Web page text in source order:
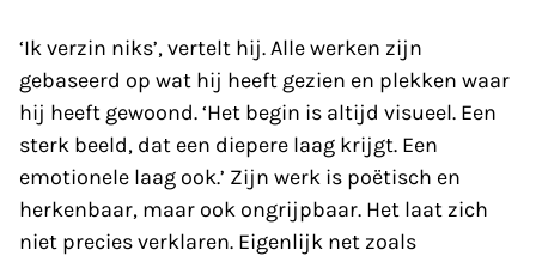
‘Ik verzin niks’, vertelt hij. Alle werken zijn
gebaseerd op wat hij heeft gezien en plekken waar
hij heeft gewoond. ‘Het begin is altijd visueel. Een
sterk beeld, dat een diepere laag krijgt. Een
emotionele laag ook.’ Zijn werk is poëtisch en
herkenbaar, maar ook ongrijpbaar. Het laat zich
niet precies verklaren. Eigenlijk net zoals